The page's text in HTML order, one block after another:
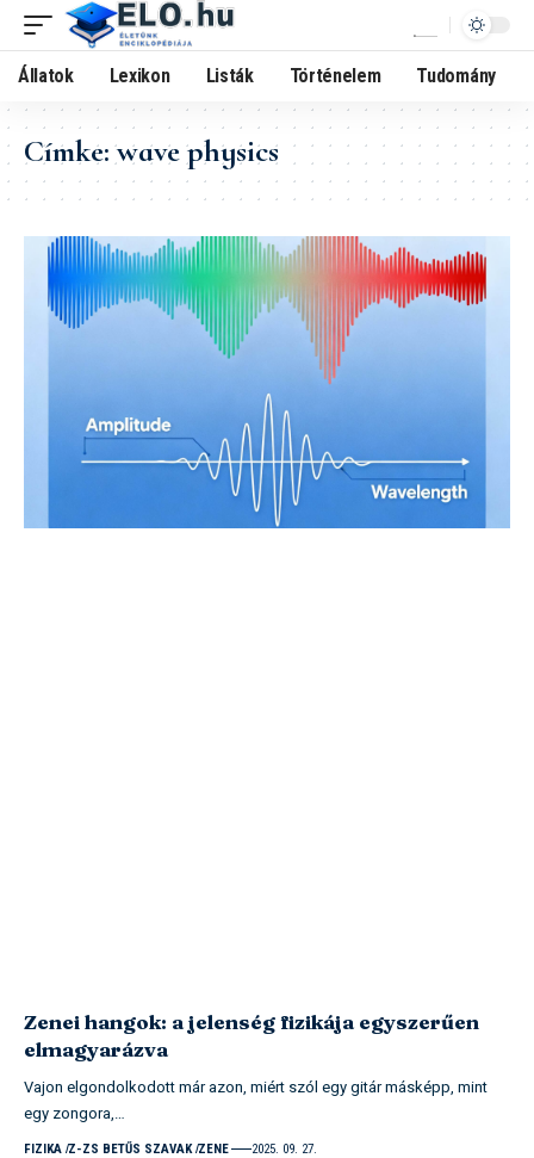
Állatok Lexikon Listák Történelem Tudomány
Címke:wave physics
Zenei hangok: a jelenség fizikája egyszerűen
elmagyarázva
Vajon elgondolkodott már azon, miért szól egy gitár másképp, mint
egy zongora,…
FIZIKA Z-ZS BETŰS SZAVAK ZENE 2025. 09. 27.